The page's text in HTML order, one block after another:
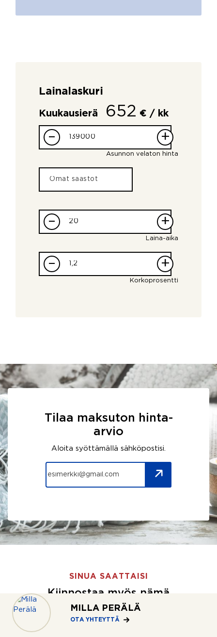
MILLA PERÄLÄ
OTA YHTEYTTÄ
Lainalaskuri
Kuukausierä 652 € / kk
– +
Asunnon velaton hinta
– +
Laina-aika
– +
Korkoprosentti
Tilaa maksuton hinta-
arvio
Aloita syöttämällä sähköpostisi.
SINUA SAATTAISI
Kiinnostaa myös nämä